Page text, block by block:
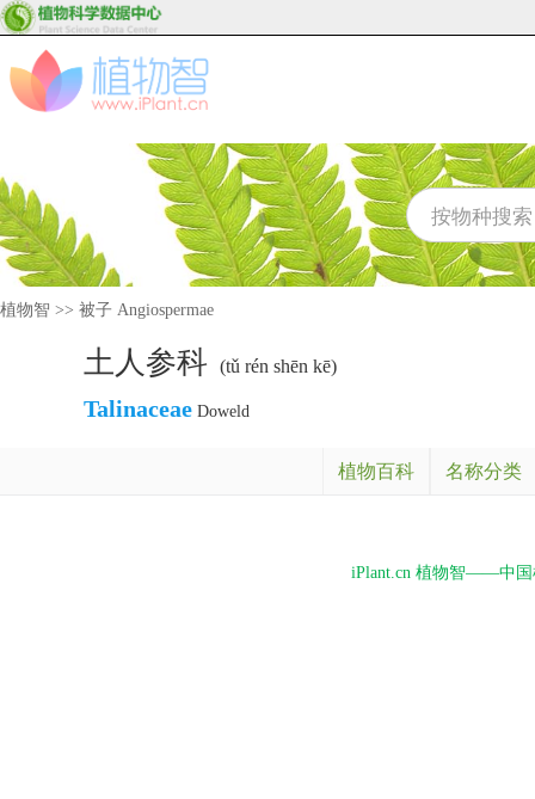
植物智 >> 被子 Angiospermae
土人参科 (tǔ rén shēn kē)
Talinaceae Doweld
植物百科 名称分类
iPlant.cn 植物智——中国